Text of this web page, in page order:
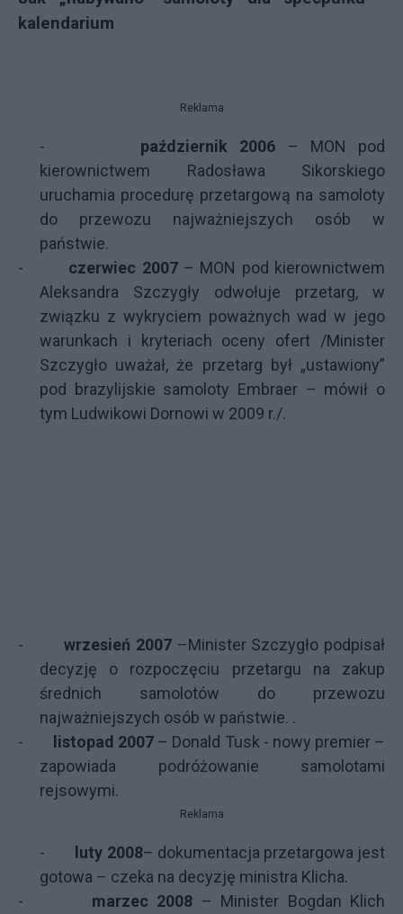
kalendarium
Reklama
- październik 2006 – MON pod
kierownictwem Radosława Sikorskiego
uruchamia procedurę przetargową na samoloty
do przewozu najważniejszych osób w
państwie.
-
czerwiec 2007– MON pod kierownictwem
Aleksandra Szczygły odwołuje przetarg, w
związku z wykryciem poważnych wad w jego
warunkach i kryteriach oceny ofert /Minister
Szczygło uważał, że przetarg był „ustawiony”
pod brazylijskie samoloty Embraer – mówił o
tym Ludwikowi Dornowi w 2009 r./.
- wrzesień 2007 –Minister Szczygło podpisał
decyzję o rozpoczęciu przetargu na zakup
średnich samolotów do przewozu
najważniejszych osób w państwie. .
-
listopad 2007 – Donald Tusk - nowy premier –
zapowiada podróżowanie samolotami
rejsowymi.
Reklama
- luty 2008– dokumentacja przetargowa jest
gotowa – czeka na decyzję ministra Klicha.
-
marzec 2008 – Minister Bogdan Klich